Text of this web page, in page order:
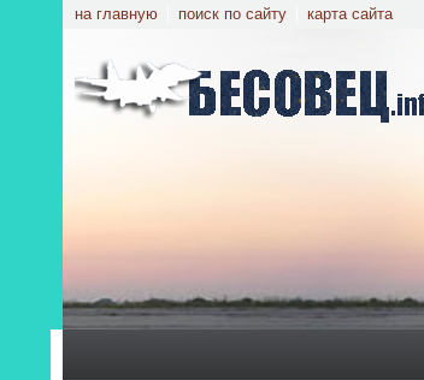
на главную поиск по сайту карта сайта